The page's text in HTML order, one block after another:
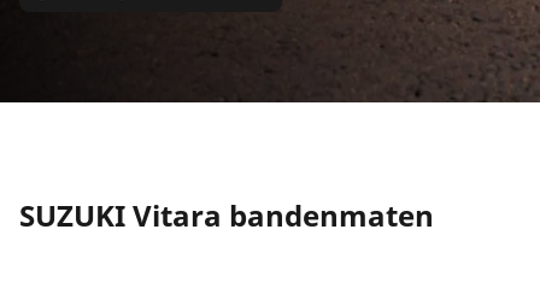
SUZUKI Vitara bandenmaten